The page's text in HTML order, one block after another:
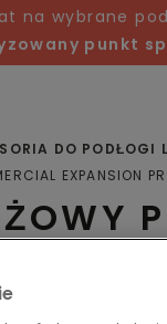
na wybrane
punkt
DO PODŁOGI
EXPANSION